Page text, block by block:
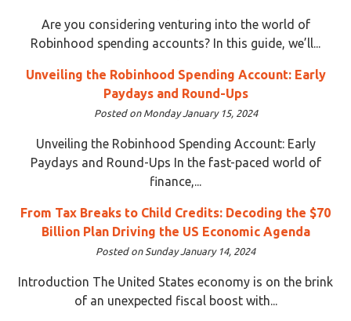
Are you considering venturing into the world of
Robinhood spending accounts? In this guide, we’ll...
Unveiling the Robinhood Spending Account: Early
Paydays and Round-Ups
Posted on Monday January 15, 2024
Unveiling the Robinhood Spending Account: Early
Paydays and Round-Ups In the fast-paced world of
finance,...
From Tax Breaks to Child Credits: Decoding the $70
Billion Plan Driving the US Economic Agenda
Posted on Sunday January 14, 2024
Introduction The United States economy is on the brink
of an unexpected fiscal boost with...